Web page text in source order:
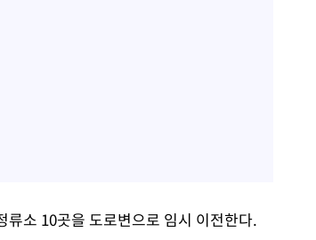
소 10곳을 도로변으로 임시 이전한다.